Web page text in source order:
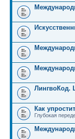
ЛингвоКод.
Как
Глубокая